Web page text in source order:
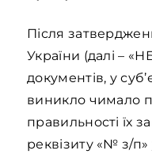
Після
України (далі –
документів, у
виникло чимало
правильності їх
реквізиту «№ з/п»